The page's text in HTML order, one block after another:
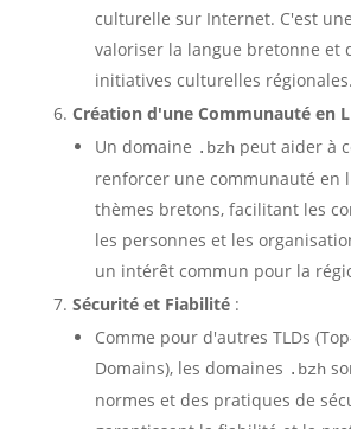
culturelle sur Internet. C'est
valoriser la langue bretonne et
initiatives culturelles régionales.
Création d'une Communauté en
Un domaine .bzhpeut aider à
renforcer une communauté en
thèmes bretons, facilitant les
les personnes et les
un intérêt commun pour la
Sécurité et Fiabilité:
Comme pour d'autres TLDs
Domains), les domaines .bzh
normes et des pratiques de